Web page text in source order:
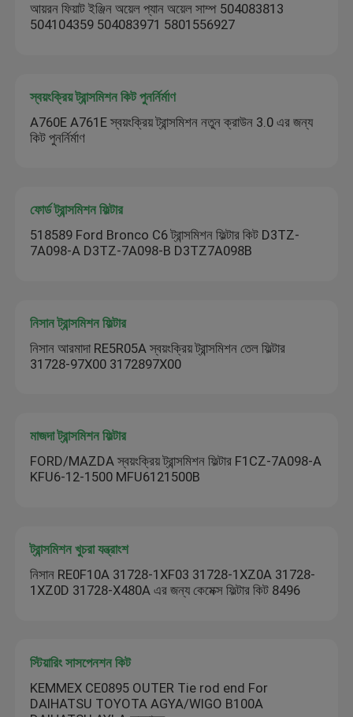
আয়রন ফিয়াট ইঞ্জিন অয়েল প্যান অয়েল সাম্প 504083813
504104359 504083971 5801556927
স্বয়ংক্রিয় ট্রান্সমিশন কিট পুনর্নির্মাণ
A760E A761E স্বয়ংক্রিয় ট্রান্সমিশন নতুন ক্রাউন 3.0 এর জন্য
কিট পুনর্নির্মাণ
ফোর্ড ট্রান্সমিশন ফিল্টার
518589 Ford Bronco C6 ট্রান্সমিশন ফিল্টার কিট D3TZ-
7A098-A D3TZ-7A098-B D3TZ7A098B
নিসান ট্রান্সমিশন ফিল্টার
নিসান আরমাদা RE5R05A স্বয়ংক্রিয় ট্রান্সমিশন তেল ফিল্টার
31728-97X00 3172897X00
মাজদা ট্রান্সমিশন ফিল্টার
FORD/MAZDA স্বয়ংক্রিয় ট্রান্সমিশন ফিল্টার F1CZ-7A098-A
KFU6-12-1500 MFU6121500B
ট্রান্সমিশন খুচরা যন্ত্রাংশ
নিসান RE0F10A 31728-1XF03 31728-1XZ0A 31728-
1XZ0D 31728-X480A এর জন্য কেমেক্স ফিল্টার কিট 8496
স্টিয়ারিং সাসপেনশন কিট
KEMMEX CE0895 OUTER Tie rod end For
DAIHATSU TOYOTA AGYA/WIGO B100A